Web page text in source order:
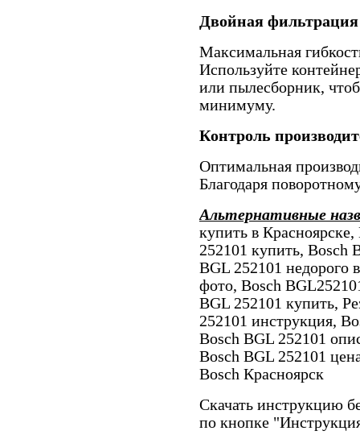
Двойная фильтрация
Максимальная
Используйте
или пылесборник,
минимуму.
Контроль
Оптимальная
Благодаря
Альтернативные
купить в
252101 купить, Bosch
BGL 252101 недорого
фото, Bosch
BGL 252101 купить,
252101 инструкция,
Bosch BGL 252101
Bosch BGL 252101
Bosch Красноярск
Скачать инструкцию
по кнопке